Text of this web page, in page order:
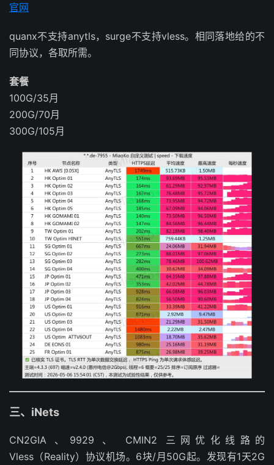
官网
quanx不支持anytls，surge不支持vless。相同落地给的不
同协议，各取所需。
套餐
100G/35月
200G/70月
300G/105月
三、iNets
CN2GIA 、9929 、 CMIN2 三网优化线路的
Vless（Reality）协议机场。6块/月50G起。发现有1天2G